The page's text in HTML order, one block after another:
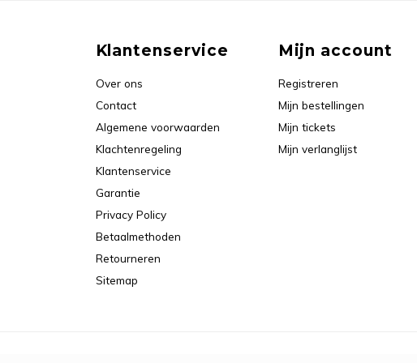
Klantenservice
Over ons
Contact
Algemene voorwaarden
Klachtenregeling
Klantenservice
Garantie
Privacy Policy
Betaalmethoden
Retourneren
Sitemap
Mijn account
Registreren
Mijn bestellingen
Mijn tickets
Mijn verlanglijst